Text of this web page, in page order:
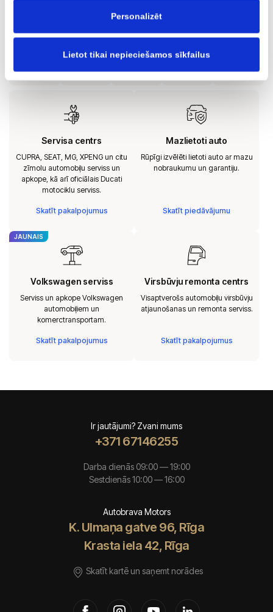
Personalizēt
Lietot tikai nepieciešamos sīkfailus
Auto.
Servisa centrs
CUPRA, SEAT, MG, XPENG un citu
zīmolu automobiļu serviss un
apkope, kā arī oficiālais Ducati
motociklu serviss.
Skatīt pakalpojumus
Mazlietoti auto
Rūpīgi izvēlēti lietoti auto ar mazu
nobraukumu un garantiju.
Skatīt piedāvājumu
JAUNAIS
Volkswagen serviss
Serviss un apkope Volkswagen
automobiļiem un
komerctransportam.
Skatīt pakalpojumus
Virsbūvju remonta centrs
Visaptverošs automobiļu virsbūvju
atjaunošanas un remonta serviss.
Skatīt pakalpojumus
Ir jautājumi? Zvani mums
+371 67146255
Darba dienās 09:00 — 19:00
Sestdienās 10:00 — 16:00
Autobrava Motors
K. Ulmaņa gatve 96, Rīga
Krasta iela 42, Rīga
Skatīt kartē un saņemt norādes